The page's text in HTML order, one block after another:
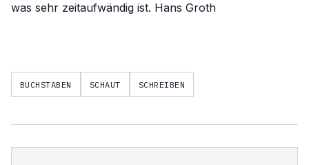
was sehr zeitaufwändig ist. Hans Groth
BUCHSTABEN SCHAUT SCHREIBEN